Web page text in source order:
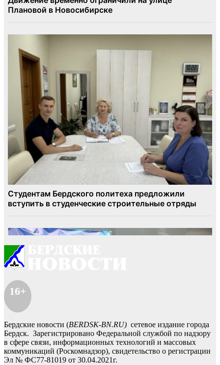
16+
Бердские новости (BERDSK-BN.RU) сетевое издание города
Бердск. Зарегистрировано Федеральной службой по надзору
в сфере связи, информационных технологий и массовых
коммуникаций (Роскомнадзор), свидетельство о регистрации
Эл № ФС77-81019 от 30.04.2021г.